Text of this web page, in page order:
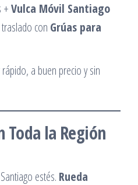
+Vulca Móvil Santiago
con Grúas para
a buen precio y sin
Toda la Región
estés. Rueda